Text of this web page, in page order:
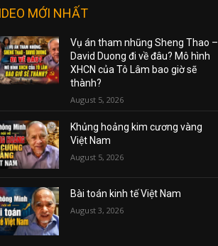
MỚI NHẤT
Vụ án tham nhũng Sheng Thao –
David Duong đi về đâu? Mô hình
XHCN của Tô Lâm bao giờ sẽ
thành?
August 5, 2026
Khủng hoảng kim cương vàng
Việt Nam
August 5, 2026
Bài toán kinh tế Việt Nam
August 3, 2026